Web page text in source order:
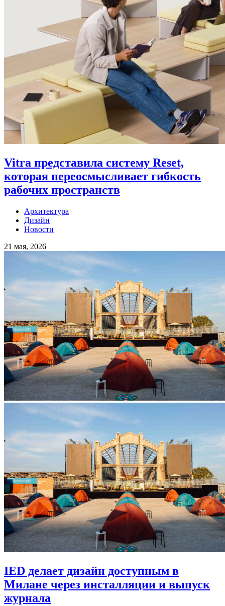
Vitra представила систему Reset,
которая переосмысливает гибкость
рабочих пространств
Архитектура
Дизайн
Новости
21 мая, 2026
IED делает дизайн доступным в
Милане через инсталляции и выпуск
журнала